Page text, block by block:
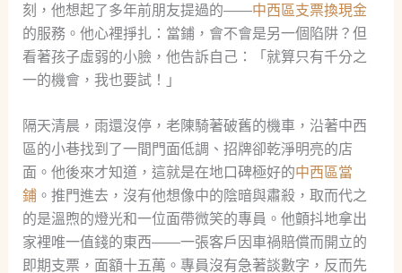
刻，他想起了多年前朋友提過的——中西區支票換現金
的服務。他心裡掙扎：當鋪，會不會是另一個陷阱？但
看著孩子虛弱的小臉，他告訴自己：「就算只有千分之
一的機會，我也要試！」
隔天清晨，雨還沒停，老陳騎著破舊的機車，沿著中西
區的小巷找到了一間門面低調、招牌卻乾淨明亮的店
面。他後來才知道，這就是在地口碑極好的中西區當
鋪。推門進去，沒有他想像中的陰暗與肅殺，取而代之
的是溫煦的燈光和一位面帶微笑的專員。他顫抖地拿出
家裡唯一值錢的東西——一張客戶因車禍賠償而開立的
即期支票，面額十五萬。專員沒有急著談數字，反而先